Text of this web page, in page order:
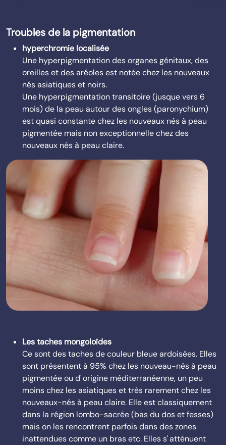
Troubles de la pigmentation
hyperchromie localisée
Une hyperpigmentation des organes génitaux, des
oreilles et des aréoles est notée chez les nouveaux
nés asiatiques et noirs.
Une hyperpigmentation transitoire (jusque vers 6
mois) de la peau autour des ongles (paronychium)
est quasi constante chez les nouveaux nés à peau
pigmentée mais non exceptionnelle chez des
nouveaux nés à peau claire.
Les taches mongoloïdes
Ce sont des taches de couleur bleue ardoisées. Elles
sont présentent à 95% chez les nouveau-nés à peau
pigmentée ou d' origine méditerranéenne, un peu
moins chez les asiatiques et très rarement chez les
nouveaux-nés à peau claire. Elle est classiquement
dans la région lombo-sacrée (bas du dos et fesses)
mais on les rencontrent parfois dans des zones
inattendues comme un bras etc. Elles s' atténuent